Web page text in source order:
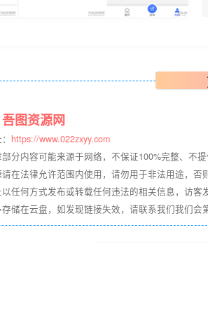
吾图资源网
https://www.022zxyy.com
分内容可能来源于网络，不保证100%完整、不
在法律允许范围内使用，请勿用于非法用途，否
任何方式发布或转载任何违法的相关信息，访客
储在云盘，如发现链接失效，请联系我们我们